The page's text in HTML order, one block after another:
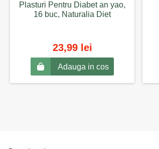
Plasturi Pentru Diabet an yao,
16 buc, Naturalia Diet
23,99 lei
Adauga in cos